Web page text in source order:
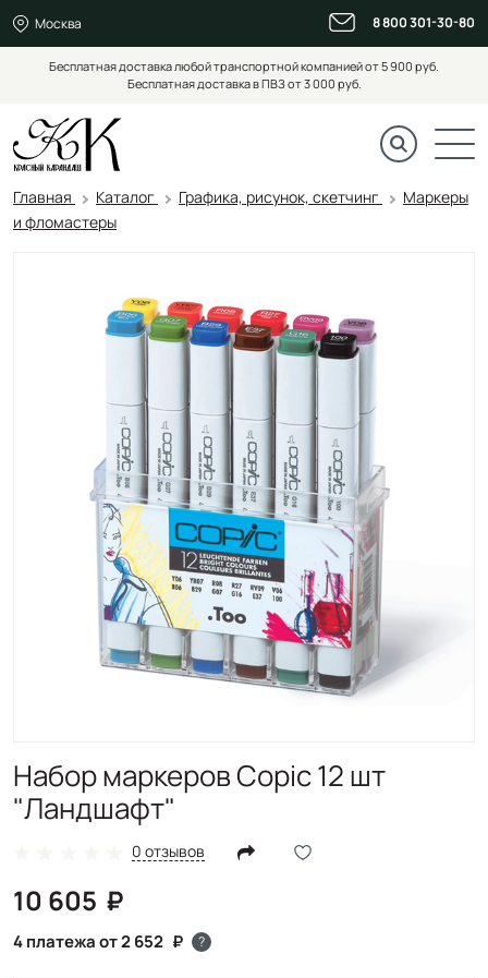
Москва 8 800 301-30-80
Бесплатная доставка любой транспортной компанией от 5 900 руб.
Бесплатная доставка в ПВЗ от 3 000 руб.
Главная Каталог Графика, рисунок, скетчинг
Маркеры
и фломастеры
Набор маркеров Copic 12 шт
"Ландшафт"
0 отзывов
10 605
4 платежа от 2 652 ?